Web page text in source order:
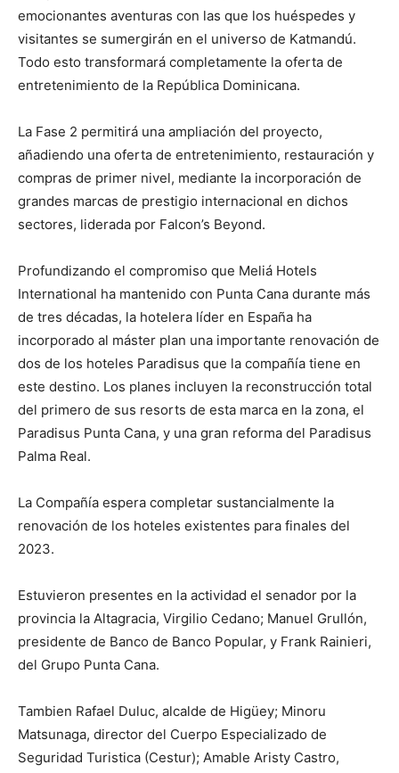
emocionantes aventuras con las que los huéspedes y
visitantes se sumergirán en el universo de Katmandú.
Todo esto transformará completamente la oferta de
entretenimiento de la República Dominicana.
La Fase 2 permitirá una ampliación del proyecto,
añadiendo una oferta de entretenimiento, restauración y
compras de primer nivel, mediante la incorporación de
grandes marcas de prestigio internacional en dichos
sectores, liderada por Falcon’s Beyond.
Profundizando el compromiso que Meliá Hotels
International ha mantenido con Punta Cana durante más
de tres décadas, la hotelera líder en España ha
incorporado al máster plan una importante renovación de
dos de los hoteles Paradisus que la compañía tiene en
este destino. Los planes incluyen la reconstrucción total
del primero de sus resorts de esta marca en la zona, el
Paradisus Punta Cana, y una gran reforma del Paradisus
Palma Real.
La Compañía espera completar sustancialmente la
renovación de los hoteles existentes para finales del
2023.
Estuvieron presentes en la actividad el senador por la
provincia la Altagracia, Virgilio Cedano; Manuel Grullón,
presidente de Banco de Banco Popular, y Frank Rainieri,
del Grupo Punta Cana.
Tambien Rafael Duluc, alcalde de Higüey; Minoru
Matsunaga, director del Cuerpo Especializado de
Seguridad Turistica (Cestur); Amable Aristy Castro,